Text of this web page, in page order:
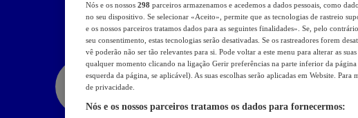
Nós e os nossos 298 parceiros armazenamos e acedemos a dados pessoais, como
no seu dispositivo. Se selecionar «Aceito», permite que as tecnologias de rastreio
e os nossos parceiros tratamos dados para as seguintes finalidades». Se, pelo
seu consentimento, estas tecnologias serão desativadas. Se os rastreadores forem
vê poderão não ser tão relevantes para si. Pode voltar a este menu para alterar as
qualquer momento clicando na ligação Gerir preferências na parte inferior da
esquerda da página, se aplicável). As suas escolhas serão aplicadas em Website.
de privacidade.
Nós e os nossos parceiros tratamos os dados para fornecermos: